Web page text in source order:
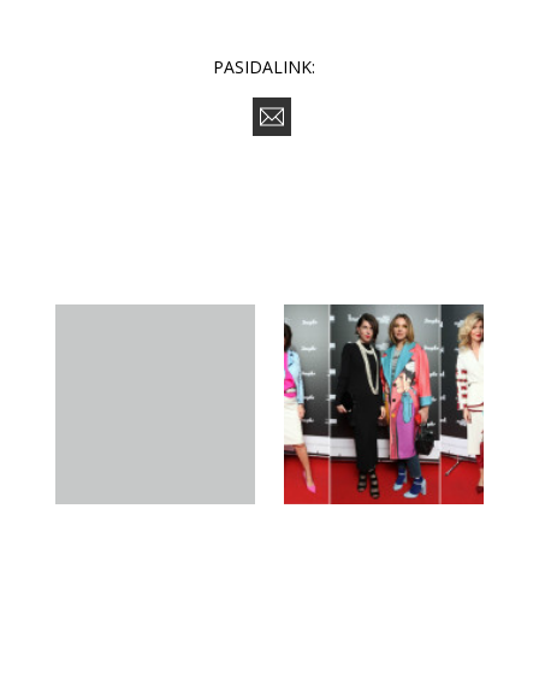
PASIDALINK: